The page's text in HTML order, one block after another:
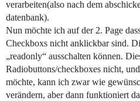
verarbeiten(also nach dem
datenbank).
Nun möchte ich auf der 2. Page
Checkboxs nicht anklickbar sind.
„readonly“ ausschalten können.
Radiobuttons/checkboxes nicht,
möchte, kann ich zwar wie
verändern, aber dann funktioniert